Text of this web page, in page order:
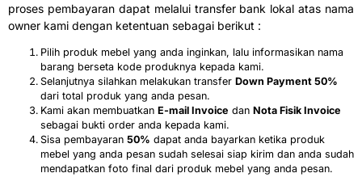
proses pembayaran dapat melalui transfer bank lokal atas nama
owner kami dengan ketentuan sebagai berikut :
Pilih produk mebel yang anda inginkan, lalu informasikan nama
barang berseta kode produknya kepada kami.
Selanjutnya silahkan melakukan transfer Down Payment 50%
dari total produk yang anda pesan.
Kami akan membuatkan E-mail Invoice dan Nota Fisik Invoice
sebagai bukti order anda kepada kami.
Sisa pembayaran 50% dapat anda bayarkan ketika produk
mebel yang anda pesan sudah selesai siap kirim dan anda sudah
mendapatkan foto final dari produk mebel yang anda pesan.